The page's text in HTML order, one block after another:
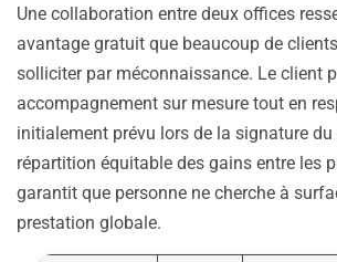
Une collaboration entre deux offices
avantage gratuit que beaucoup de
solliciter par méconnaissance. Le client
accompagnement sur mesure tout en
initialement prévu lors de la signature
répartition équitable des gains entre les
garantit que personne ne cherche à
prestation globale.